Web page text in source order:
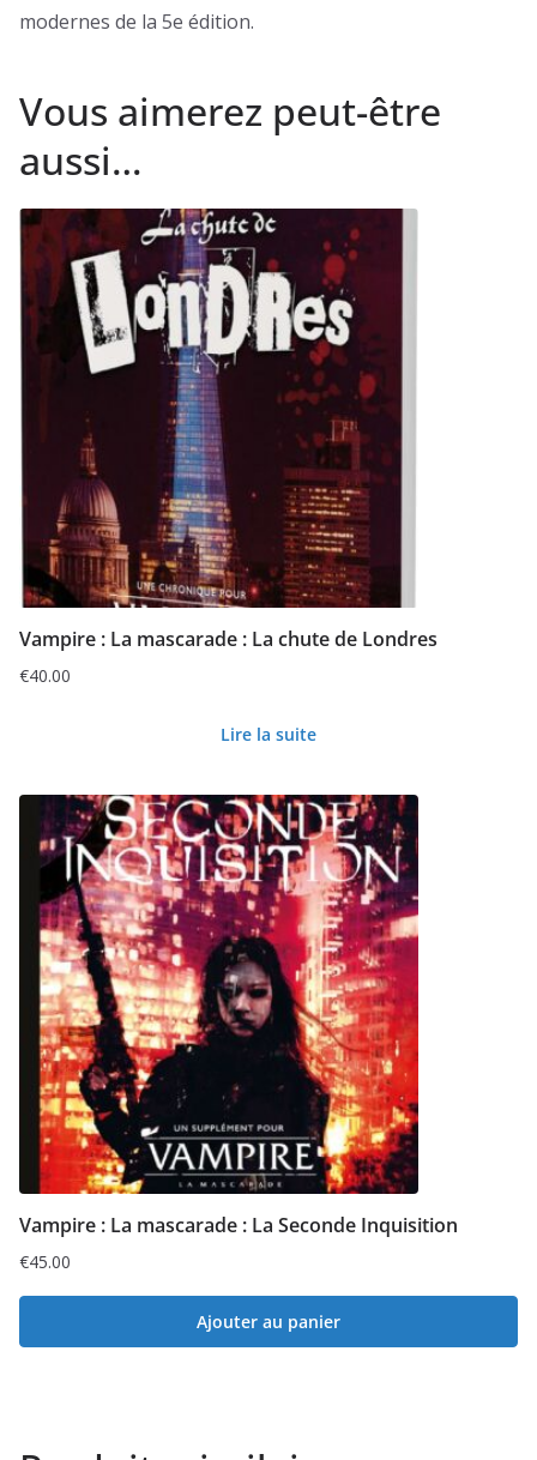
modernes de la 5e édition.
Vous aimerez peut-être
aussi…
Vampire : La mascarade : La chute de Londres
€40.00
Lire la suite
Vampire : La mascarade : La Seconde Inquisition
€45.00
Ajouter au panier